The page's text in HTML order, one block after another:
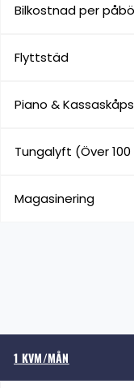
Bilkostnad per
Flyttstäd
Piano &
Tungalyft (Över 100
Magasinering
1 KVM/MÅN